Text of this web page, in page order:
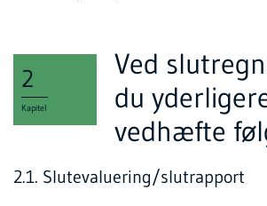
Kapitel
2
Ved
du
vedhæfte
2.1. Slutevaluering/slutrapport